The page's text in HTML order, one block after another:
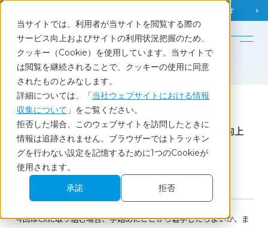
当サイトでは、利用者が当サイトを閲覧する際の
サービス向上およびサイトの利用状況把握のため、
クッキー（Cookie）を使用しています。当サイトで
は閲覧を継続されることで、クッキーの使用に同意
されたものとみなします。
詳細については、「当社ウェブサイトにおける情報
収集について 」をご覧ください。
拒否した場合、このウェブサイトを訪問したときに
情報は追跡されません。ブラウザーではトラッキン
グを行わない設定を記憶するために1つのCookieが
使用されます。
承諾
拒否
お役立ち情報を探す
English
アメリカ的CX思考 Scope, Touch & Feel -「CX向上セミナー」 CX最前線アメリカから現地報告(3)
Report
アメリカ的CX思考 Scope, Touch & Feel -「CX向上
セミナー」 CX最前線アメリカから現地報告(3)
2022.03.30開催セミナー
グローバル セミナーレポート
今回はCXに取り組む場合、手始めにどこから着手したらよいか、ま